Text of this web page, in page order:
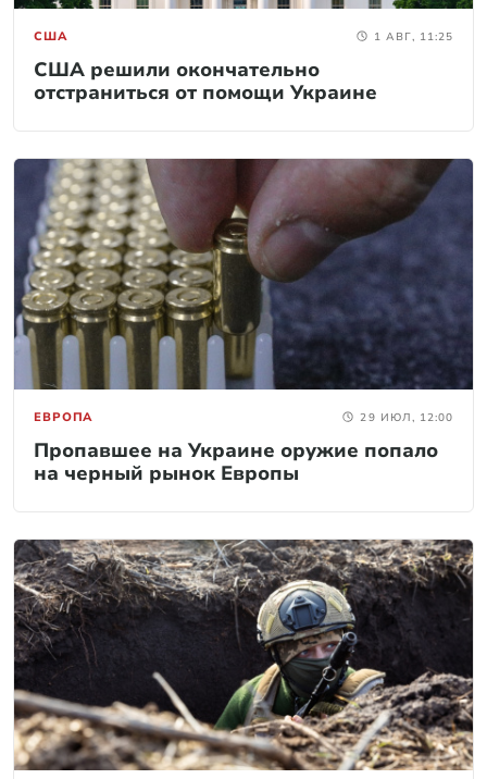
США 1 АВГ, 11:25
США решили окончательно
отстраниться от помощи Украине
ЕВРОПА 29 ИЮЛ, 12:00
Пропавшее на Украине оружие попало
на черный рынок Европы